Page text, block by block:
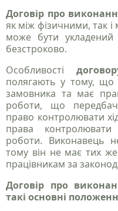
Договір про
як між фізичними, так
може бути
безстроково.
Особливості
полягають у тому, що
замовника та має
роботи, що
право контролювати
права
роботи. Виконавець
тому він не має тих же
працівникам за
Договір про
такі основні